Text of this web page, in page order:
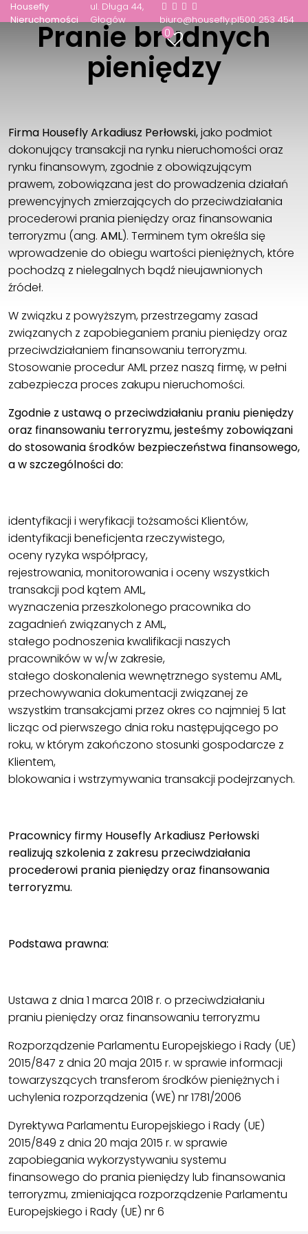
Housefly
Nieruchomości
ul. Długa 44
Głogów
biuro@housefly.pl500 253 454
0
Pranie brudnych
pieniędzy
Firma Housefly Arkadiusz Perłowski,jako podmiot
dokonujący transakcji na rynku nieruchomości oraz
rynku finansowym, zgodnie z obowiązującym
prawem, zobowiązana jest do prowadzenia działań
prewencyjnych zmierzających do przeciwdziałania
procederowi prania pieniędzy oraz finansowania
terroryzmu (ang. AML). Terminem tym określa się
wprowadzenie do obiegu wartości pieniężnych, które
pochodzą z nielegalnych bądź nieujawnionych
źródeł.
W związku z powyższym, przestrzegamy zasad
związanych z zapobieganiem praniu pieniędzy oraz
przeciwdziałaniem finansowaniu terroryzmu.
Stosowanie procedur AML przez naszą firmę, w pełni
zabezpiecza proces zakupu nieruchomości.
Zgodnie z ustawą o przeciwdziałaniu praniu pieniędzy
oraz finansowaniu terroryzmu, jesteśmy zobowiązani
do stosowania środków bezpieczeństwa finansowego,
a w szczególności do:
identyfikacji i weryfikacji tożsamości Klientów,
identyfikacji beneficjenta rzeczywistego,
oceny ryzyka współpracy,
rejestrowania, monitorowania i oceny wszystkich
transakcji pod kątem AML,
wyznaczenia przeszkolonego pracownika do
zagadnień związanych z AML,
stałego podnoszenia kwalifikacji naszych
pracowników w w/w zakresie,
stałego doskonalenia wewnętrznego systemu AML,
przechowywania dokumentacji związanej ze
wszystkim transakcjami przez okres co najmniej 5 lat
licząc od pierwszego dnia roku następującego po
roku, w którym zakończono stosunki gospodarcze z
Klientem,
blokowania i wstrzymywania transakcji podejrzanych.
Pracownicy firmy Housefly Arkadiusz Perłowski
realizują szkolenia z zakresu przeciwdziałania
procederowi prania pieniędzy oraz finansowania
terroryzmu.
Podstawa prawna:
Ustawa z dnia 1 marca 2018 r. o przeciwdziałaniu
praniu pieniędzy oraz finansowaniu terroryzmu
Rozporządzenie Parlamentu Europejskiego i Rady (UE)
2015/847 z dnia 20 maja 2015 r. w sprawie informacji
towarzyszących transferom środków pieniężnych i
uchylenia rozporządzenia (WE) nr 1781/2006
Dyrektywa Parlamentu Europejskiego i Rady (UE)
2015/849 z dnia 20 maja 2015 r. w sprawie
zapobiegania wykorzystywaniu systemu
finansowego do prania pieniędzy lub finansowania
terroryzmu, zmieniająca rozporządzenie Parlamentu
Europejskiego i Rady (UE) nr 6